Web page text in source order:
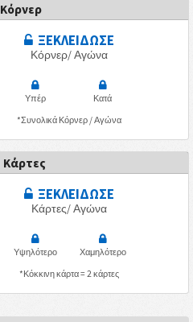
Κόρνερ
ΞΕΚΛΕΙΔΩΣΕ
Κόρνερ/ Αγώνα
Υπέρ
Κατά
*Συνολικά Κόρνερ / Αγώνα
Κάρτες
ΞΕΚΛΕΙΔΩΣΕ
Κάρτες/ Αγώνα
Υψηλότερο
Χαμηλότερο
*Κόκκινη κάρτα = 2 κάρτες